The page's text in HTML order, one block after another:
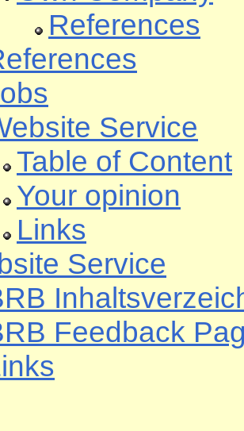
References
Service
Table of Content
Your opinion
Links
Service
Feedback